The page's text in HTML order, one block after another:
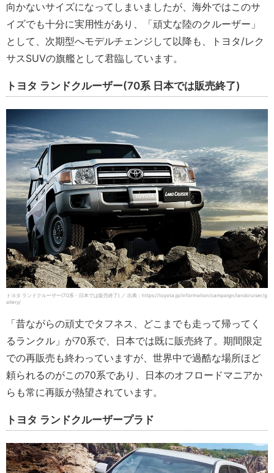
向かないサイズになってしまいましたが、海外ではこのサ
イズでも十分に実用性があり、「頑丈な陸のクルーザー」
として、次期型へモデルチェンジして以降も、トヨタ/レク
サスSUVの旗艦として君臨しています。
トヨタ ランドクルーザー(70系 日本では販売終了)
トヨタ ランドクルーザー(70系・日本では販売終了) ／ 出典：https://toyota.jp/information/campaign/landcruiser/g
allery/
「昔ながらの頑丈でタフネス、どこまでも走って帰ってく
るランクル」が70系で、日本では既に販売終了。期間限定
での再販売も終わっていますが、世界中で過酷な場所ほど
頼られるのがこの70系であり、日本のオフロードマニアか
らも常に再販が熱望されています。
トヨタ ランドクルーザープラド